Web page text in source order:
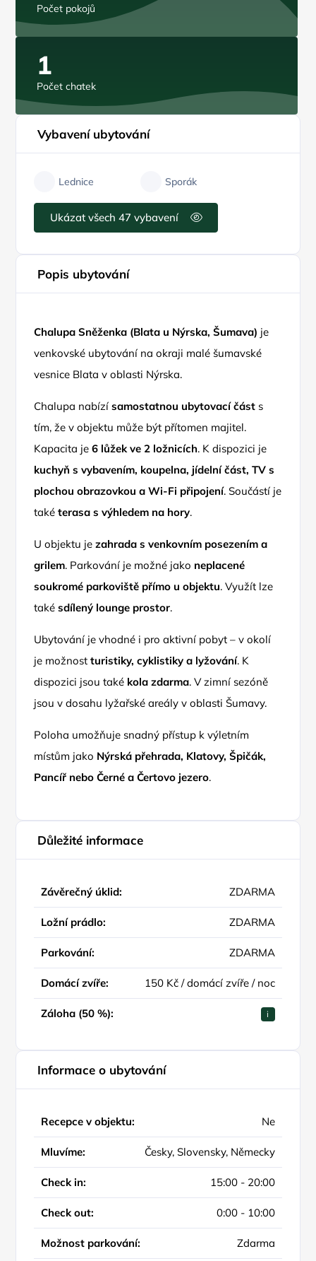
Počet pokojů
1
Počet chatek
Vybavení ubytování
Lednice Sporák
Ukázat všech 47 vybavení
Popis ubytování
Chalupa Sněženka (Blata u Nýrska, Šumava) je
venkovské ubytování na okraji malé šumavské
vesnice Blata v oblasti Nýrska.
Chalupa nabízísamostatnou ubytovací část s
tím, že v objektu může být přítomen majitel.
Kapacita je6 lůžek ve 2 ložnicích. K dispozici je
kuchyň s vybavením, koupelna, jídelní část, TV s
plochou obrazovkou a Wi-Fi připojení. Součástí je
takéterasa s výhledem na hory.
U objektu jezahrada s venkovním posezením a
grilem. Parkování je možné jako neplacené
soukromé parkoviště přímo u objektu. Využít lze
takésdílený lounge prostor.
Ubytování je vhodné i pro aktivní pobyt – v okolí
je možnostturistiky, cyklistiky a lyžování. K
dispozici jsou také kola zdarma. V zimní sezóně
jsou v dosahu lyžařské areály v oblasti Šumavy.
Poloha umožňuje snadný přístup k výletním
místům jako Nýrská přehrada, Klatovy, Špičák,
Pancíř nebo Černé a Čertovo jezero.
Důležité informace
Závěrečný úklid: ZDARMA
Ložní prádlo: ZDARMA
Parkování: ZDARMA
Domácí zvíře: 150 Kč / domácí zvíře / noc
Záloha (50 %): i
Informace o ubytování
Recepce v objektu: Ne
Mluvíme: Česky, Slovensky, Německy
Check in: 15:00 - 20:00
Check out: 0:00 - 10:00
Možnost parkování: Zdarma